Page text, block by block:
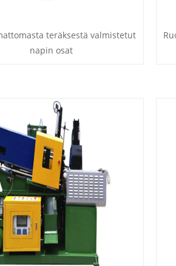
teräksestä valmistetut
napin osat